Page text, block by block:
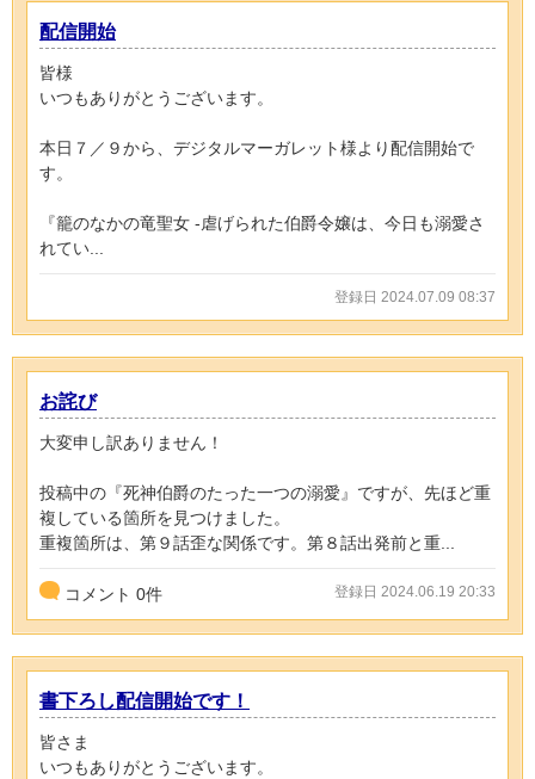
配信開始
皆様
いつもありがとうございます。
本日７／９から、デジタルマーガレット様より配信開始で
す。
『籠のなかの竜聖女 -虐げられた伯爵令嬢は、今日も溺愛さ
れてい...
登録日 2024.07.09 08:37
お詫び
大変申し訳ありません！
投稿中の『死神伯爵のたった一つの溺愛』ですが、先ほど重
複している箇所を見つけました。
重複箇所は、第９話歪な関係です。第８話出発前と重...
コメント 0件 登録日 2024.06.19 20:33
書下ろし配信開始です！
皆さま
いつもありがとうございます。